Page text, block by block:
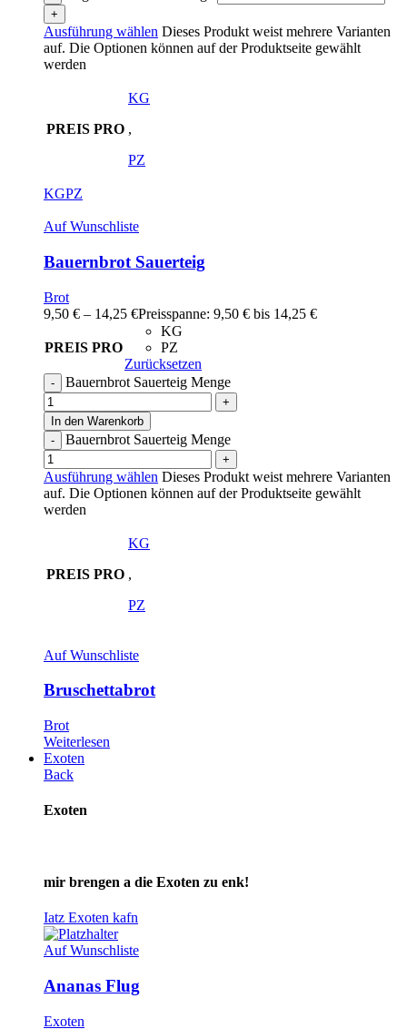
Ausführung wählen Dieses Produkt weist mehrere Varianten
auf. Die Optionen können auf der Produktseite gewählt
werden
PREIS PRO
KG
,
PZ
KGPZ
Auf Wunschliste
Bauernbrot Sauerteig
Brot
9,50 € – 14,25 €Preisspanne: 9,50 € bis 14,25 €
PREIS PRO
KG
PZ
Zurücksetzen
Bauernbrot Sauerteig Menge
In den Warenkorb
Bauernbrot Sauerteig Menge
Ausführung wählen Dieses Produkt weist mehrere Varianten
auf. Die Optionen können auf der Produktseite gewählt
werden
PREIS PRO
KG
,
PZ
Auf Wunschliste
Bruschettabrot
Brot
Weiterlesen
Exoten
Back
Exoten
mir brengen a die Exoten zu enk!
Iatz Exoten kafn
Auf Wunschliste
Ananas Flug
Exoten